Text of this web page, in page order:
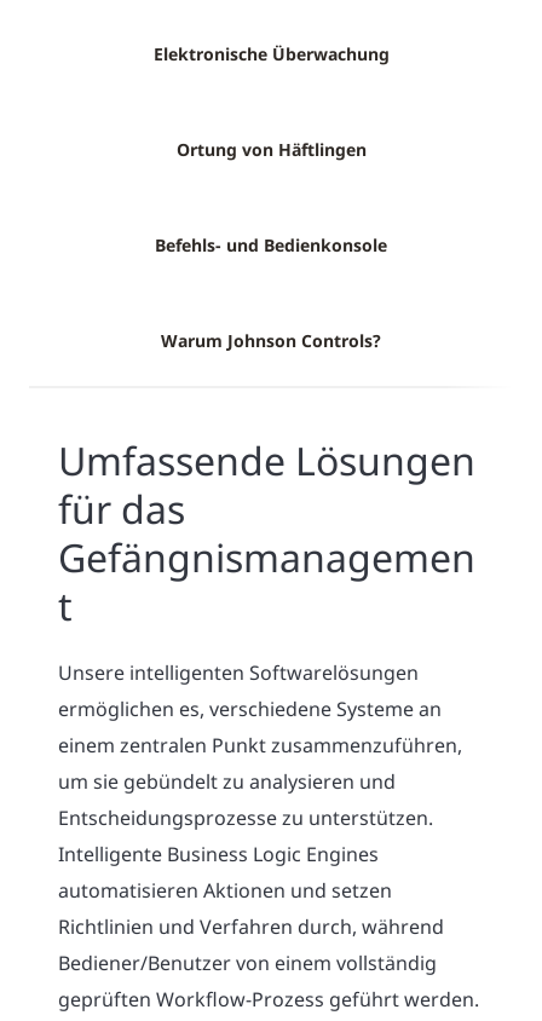
Elektronische Überwachung
Ortung von Häftlingen
Befehls- und Bedienkonsole
Warum Johnson Controls?
Umfassende Lösungen
für das
Gefängnismanagemen
t
Unsere intelligenten Softwarelösungen
ermöglichen es, verschiedene Systeme an
einem zentralen Punkt zusammenzuführen,
um sie gebündelt zu analysieren und
Entscheidungsprozesse zu unterstützen.
Intelligente Business Logic Engines
automatisieren Aktionen und setzen
Richtlinien und Verfahren durch, während
Bediener/Benutzer von einem vollständig
geprüften Workflow-Prozess geführt werden.